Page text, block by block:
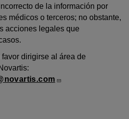
de la información por
médicos o terceros; no obstante,
acciones legales que
dirigirse al área de